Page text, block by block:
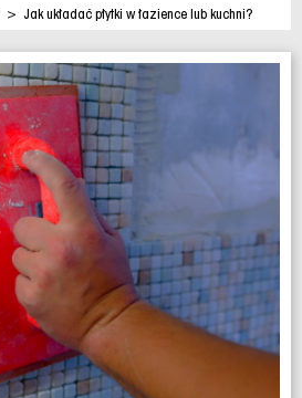
> Jak układać płytki w łazience lub kuchni?